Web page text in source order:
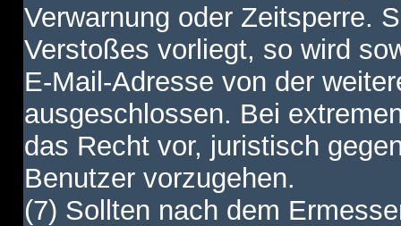
Verwarnung oder Zeitsperre.
Verstoßes vorliegt, so wird
E-Mail-Adresse von der
ausgeschlossen. Bei
das Recht vor, juristisch
Benutzer vorzugehen.
(7) Sollten nach dem